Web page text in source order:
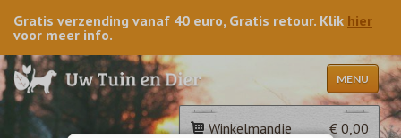
Gratis verzending vanaf 40 euro, Gratis retour. Klik hier
voor meer info.
MENU
Winkelmandje € 0,00